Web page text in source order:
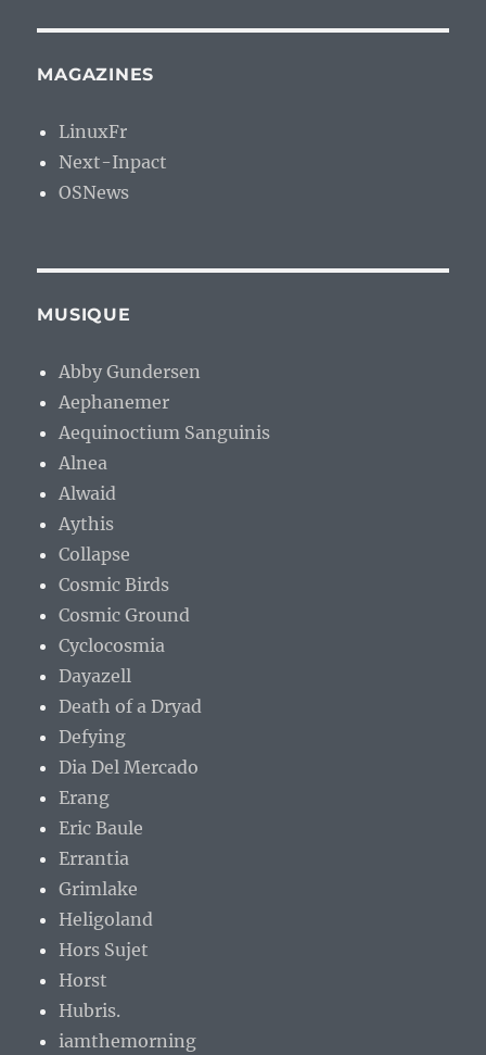
MAGAZINES
LinuxFr
Next-Inpact
OSNews
MUSIQUE
Abby Gundersen
Aephanemer
Aequinoctium Sanguinis
Alnea
Alwaid
Aythis
Collapse
Cosmic Birds
Cosmic Ground
Cyclocosmia
Dayazell
Death of a Dryad
Defying
Dia Del Mercado
Erang
Eric Baule
Errantia
Grimlake
Heligoland
Hors Sujet
Horst
Hubris.
iamthemorning